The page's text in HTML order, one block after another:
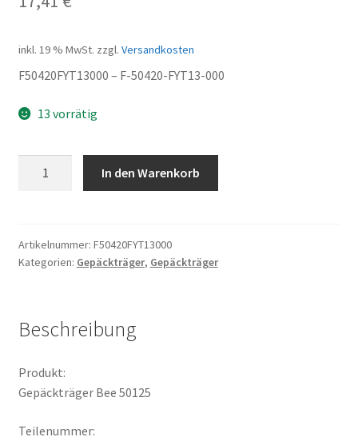
inkl. 19 % MwSt. zzgl. Versandkosten
F50420FYT13000 – F-50420-FYT13-000
13 vorrätig
In den Warenkorb
Artikelnummer: F50420FYT13000
Kategorien: Gepäckträger, Gepäckträger
Beschreibung
Produkt:
Gepäckträger Bee 50125
Teilenummer: